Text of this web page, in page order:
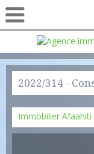
Immobilier Afaahiti